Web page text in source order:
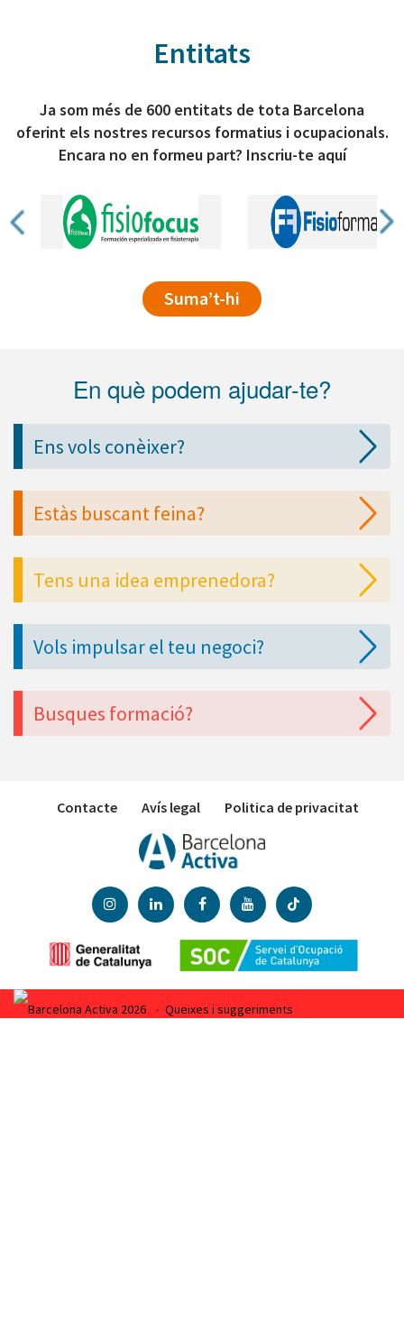
Entitats
Ja som més de 600 entitats de tota Barcelona
oferint els nostres recursos formatius i ocupacionals.
Encara no en formeu part? Inscriu-te aquí
Suma’t-hi
En què podem ajudar-te?
Ens vols conèixer?
Estàs buscant feina?
Tens una idea emprenedora?
Vols impulsar el teu negoci?
Busques formació?
Contacte Avís legal Politica de privacitat
Barcelona Activa 2026 • Queixes i suggeriments